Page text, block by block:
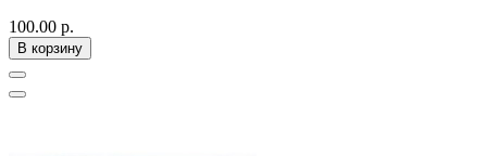
100.00 р.
В корзину